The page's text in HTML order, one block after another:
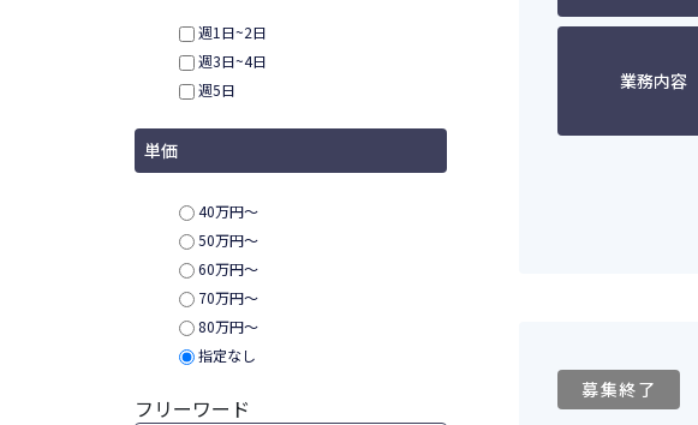
週1日~2日
週3日~4日
週5日
単価
40万円〜
50万円〜
60万円〜
70万円〜
80万円〜
指定なし
フリーワード
業務内容
募集終了